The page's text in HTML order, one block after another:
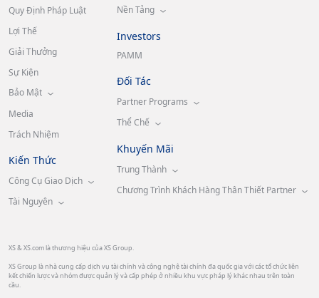
Quy Định Pháp Luật
Lợi Thế
Giải Thưởng
Sự Kiện
Bảo Mật
Media
Trách Nhiệm
Kiến Thức
Công Cụ Giao Dịch
Tài Nguyên
Nền Tảng
Investors
PAMM
Đối Tác
Partner Programs
Thể Chế
Khuyến Mãi
Trung Thành
Chương Trình Khách Hàng Thân Thiết Partner
XS & XS.com là thương hiệu của XS Group.
XS Group là nhà cung cấp dịch vụ tài chính và công nghệ tài chính đa quốc gia với các tổ chức liên
kết chiến lược và nhóm được quản lý và cấp phép ở nhiều khu vực pháp lý khác nhau trên toàn
cầu.